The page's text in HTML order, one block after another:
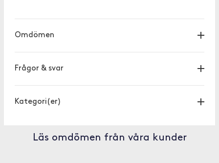
Omdömen
Frågor & svar
Kategori(er)
Läs omdömen från våra kunder